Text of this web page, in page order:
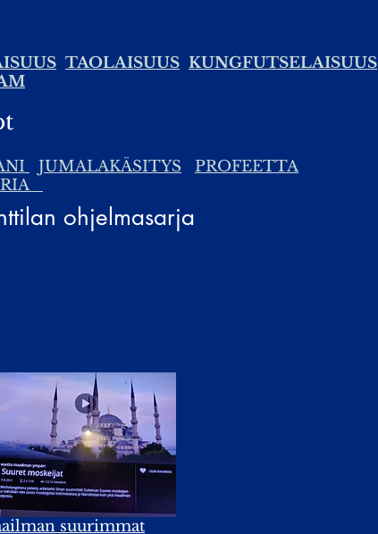
TAOLAISUUS KUNGFUTSELAISUUS
JUMALAKÄSITYS
PROFEETTA
ohjelmasarja
suurimmat